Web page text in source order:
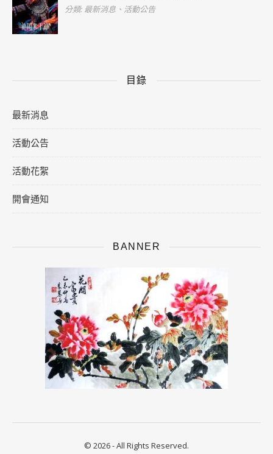
分類: 最新消息、活動公告
目錄
最新消息
活動公告
活動花絮
開會通知
BANNER
© 2026 - All Rights Reserved.